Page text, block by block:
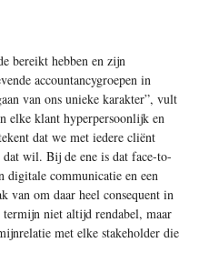
bereikt hebben en zijn
accountancygroepen in
van ons unieke karakter”, vult
elke klant hyperpersoonlijk en
dat we met iedere cliënt
wil. Bij de ene is dat face-to-
digitale communicatie en een
van om daar heel consequent in
niet altijd rendabel, maar
met elke stakeholder die